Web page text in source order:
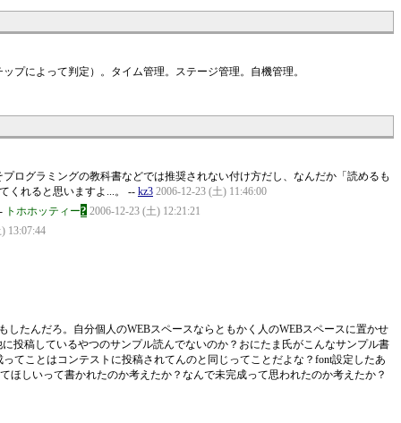
プによって判定）。タイム管理。ステージ管理。自機管理。
ログラミングの教科書などでは推奨されない付け方だし、なんだか「読めるも
くれると思いますよ...。 -- kz3 2006-12-23 (土) 11:46:00
トホホッティー? 2006-12-23 (土) 12:21:21
13:07:44
たんだろ。自分個人のWEBスペースならともかく人のWEBスペースに置かせ
投稿しているやつのサンプル読んでないのか？おにたま氏がこんなサンプル書
てことはコンテストに投稿されてんのと同じってことだよな？font設定したあ
しいって書かれたのか考えたか？なんで未完成って思われたのか考えたか？